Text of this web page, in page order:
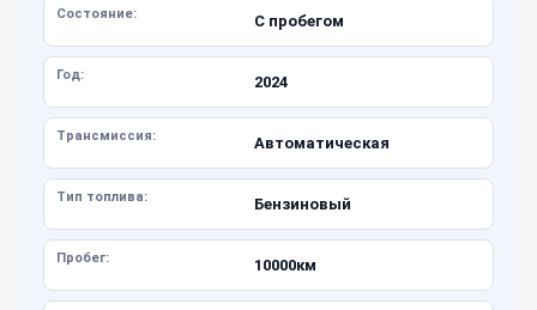
Состояние: С пробегом
Год: 2024
Трансмиссия: Автоматическая
Тип топлива: Бензиновый
Пробег: 10000км